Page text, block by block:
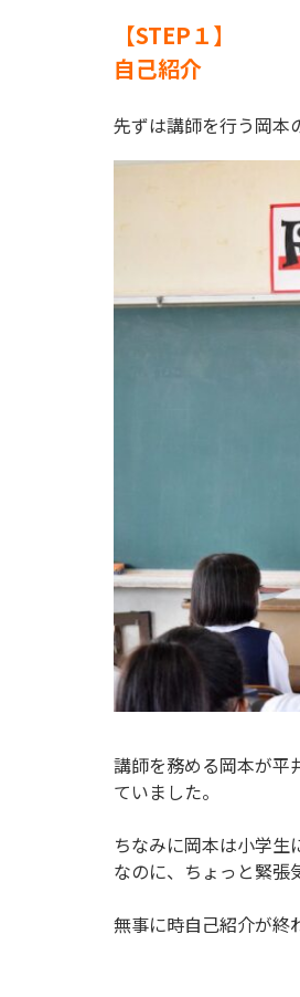
【STEP１】
自己紹介
先ずは講師を行う岡本
講師を務める岡本が平
ていました。
ちなみに岡本は小学生
なのに、ちょっと緊張
無事に時自己紹介が終